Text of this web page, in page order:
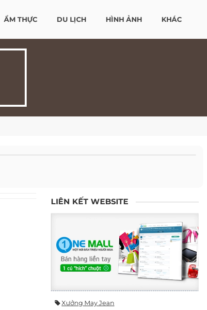
ẨM THỰC DU LỊCH HÌNH ẢNH KHÁC
LIÊN KẾT WEBSITE
Xưởng May Jean